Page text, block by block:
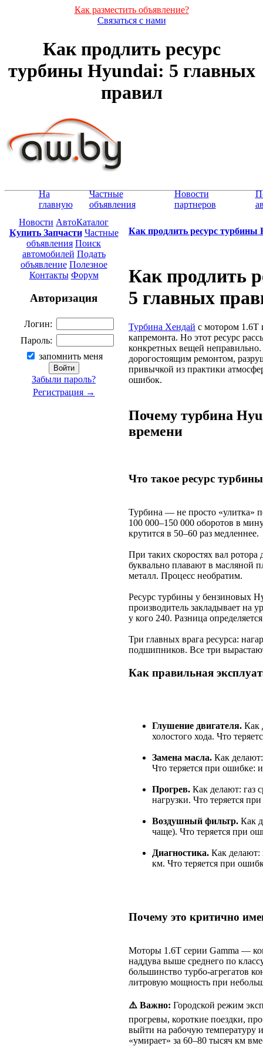
Как разместить объявление?
Связаться с нами
Как продлить ресурс
турбины Hyundai: 5 главных
правил
На
главную
Частные
объявления
Новости
партнеров
Новости АвтоКаталог
Купить Запчасти Частные
объявления Поиск
автомобилей Подать
объявление Полезное
Контакты Форум
Авторизация
Логин:
Пароль:
запомнить меня
Забыли пароль?
Регистрация →
Как продлить ресурс
Как продлить
5 главных
Турбина Хендай с мотором 1.6T
капремонта. Но этот ресурс
конкретных вещей неправильно.
дорогостоящим ремонтом,
привычкой из практики
ошибок.
Почему турбина
времени
Что такое ресурс
Турбина — не просто «улитка»
100 000–150 000 оборотов в
крутится в 50–60 раз медленнее.
При таких скоростях вал
буквально плавают в масляной
металл. Процесс необратим.
Ресурс турбины у бензиновых
производитель закладывает на
у кого 240. Разница
Три главных врага ресурса:
подшипников. Все три
Как правильная
Глушение двигателя. Как
холостого хода. Что
Замена масла. Как
Что теряется при ошибке:
Прогрев. Как делают: газ
нагрузки. Что теряется
Воздушный фильтр. Как
чаще). Что теряется при
Диагностика. Как делают:
км. Что теряется при
Почему это критично
Моторы 1.6T серии Gamma —
наддува выше среднего по
большинство турбо-агрегатов
литровую мощность при
⚠️ Важно: Городской режим
прогревы, короткие поездки,
выйти на рабочую температуру
«умирает» за 60–80 тысяч км